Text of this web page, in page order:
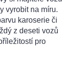
vyrobit na míru.
karoserie či
z deseti vozů
pro